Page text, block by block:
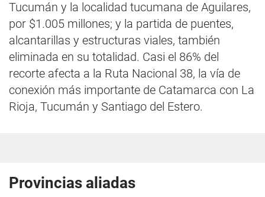
Tucumán y la localidad tucumana de Aguilares,
por $1.005 millones; y la partida de puentes,
alcantarillas y estructuras viales, también
eliminada en su totalidad. Casi el 86% del
recorte afecta a la Ruta Nacional 38, la vía de
conexión más importante de Catamarca con La
Rioja, Tucumán y Santiago del Estero.
Provincias aliadas